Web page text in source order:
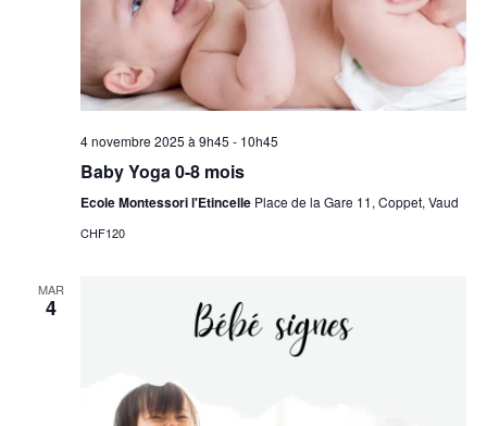
4 novembre 2025 à 9h45 - 10h45
Baby Yoga 0-8 mois
Ecole Montessori l'Etincelle Place de la Gare 11, Coppet, Vaud
CHF120
MAR
4